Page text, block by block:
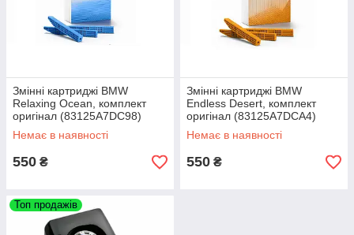
Змінні картриджі BMW
Relaxing Ocean, комплект
оригінал (83125A7DC98)
Немає в наявності
550 ₴
Змінні картриджі BMW
Endless Desert, комплект
оригінал (83125A7DCA4)
Немає в наявності
550 ₴
Топ продажів